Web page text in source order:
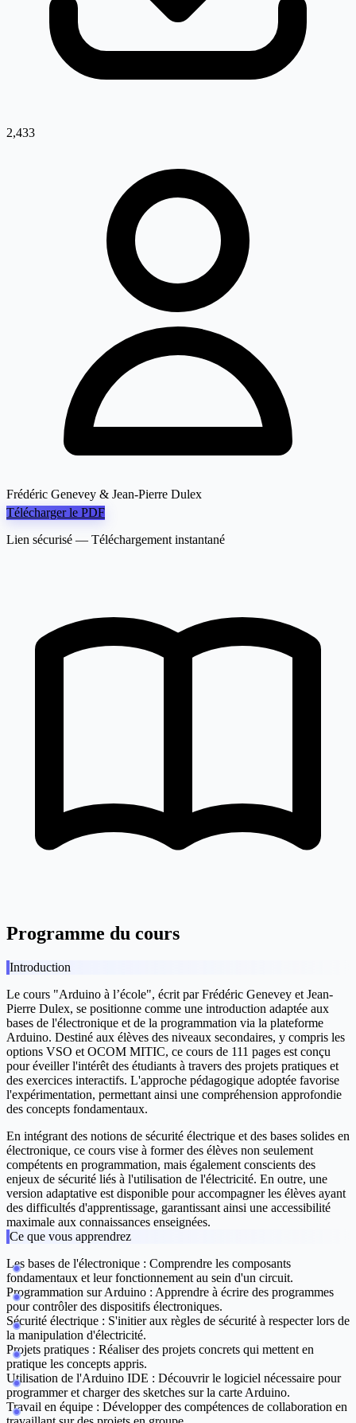
2,433
Frédéric Genevey & Jean-Pierre Dulex
Télécharger le PDF
Lien sécurisé — Téléchargement instantané
Programme du cours
Introduction
Le cours "Arduino à l’école", écrit par Frédéric Genevey et Jean-
Pierre Dulex, se positionne comme une introduction adaptée aux
bases de l'électronique et de la programmation via la plateforme
Arduino. Destiné aux élèves des niveaux secondaires, y compris les
options VSO et OCOM MITIC, ce cours de 111 pages est conçu
pour éveiller l'intérêt des étudiants à travers des projets pratiques et
des exercices interactifs. L'approche pédagogique adoptée favorise
l'expérimentation, permettant ainsi une compréhension approfondie
des concepts fondamentaux.
En intégrant des notions de sécurité électrique et des bases solides en
électronique, ce cours vise à former des élèves non seulement
compétents en programmation, mais également conscients des
enjeux de sécurité liés à l'utilisation de l'électricité. En outre, une
version adaptative est disponible pour accompagner les élèves ayant
des difficultés d'apprentissage, garantissant ainsi une accessibilité
maximale aux connaissances enseignées.
Ce que vous apprendrez
Les bases de l'électronique : Comprendre les composants
fondamentaux et leur fonctionnement au sein d'un circuit.
Programmation sur Arduino : Apprendre à écrire des programmes
pour contrôler des dispositifs électroniques.
Sécurité électrique : S'initier aux règles de sécurité à respecter lors de
la manipulation d'électricité.
Projets pratiques : Réaliser des projets concrets qui mettent en
pratique les concepts appris.
Utilisation de l'Arduino IDE : Découvrir le logiciel nécessaire pour
programmer et charger des sketches sur la carte Arduino.
Travail en équipe : Développer des compétences de collaboration en